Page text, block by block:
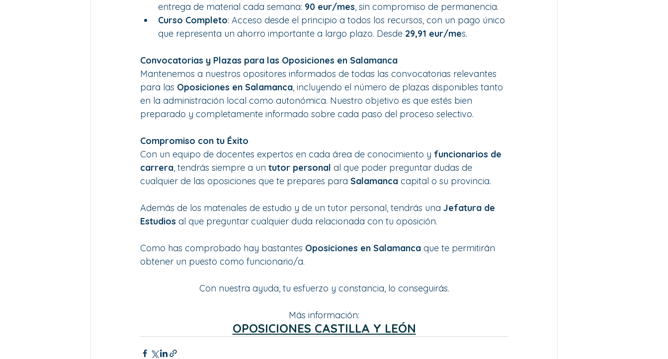
entrega de material cada semana: 90 eur/mes, sin compromiso de permanencia.
Curso Completo: Acceso desde el principio a todos los recursos, con un pago único
que representa un ahorro importante a largo plazo. Desde 29,91 eur/mes.
Convocatorias y Plazas para las Oposiciones en Salamanca
Mantenemos a nuestros opositores informados de todas las convocatorias relevantes
para las Oposiciones en Salamanca, incluyendo el número de plazas disponibles tanto
en la administración local como autonómica. Nuestro objetivo es que estés bien
preparado y completamente informado sobre cada paso del proceso selectivo.
Compromiso con tu Éxito
Con un equipo de docentes expertos en cada área de conocimiento y funcionarios de
carrera, tendrás siempre a un tutor personal al que poder preguntar dudas de
cualquier de las oposiciones que te prepares para Salamanca capital o su provincia.
Además de los materiales de estudio y de un tutor personal, tendrás una Jefatura de
Estudios al que preguntar cualquier duda relacionada con tu oposición.
Como has comprobado hay bastantes Oposiciones en Salamanca que te permitirán
obtener un puesto como funcionario/a.
Con nuestra ayuda, tu esfuerzo y constancia, lo conseguirás.
Más información:
OPOSICIONES CASTILLA Y LEÓN